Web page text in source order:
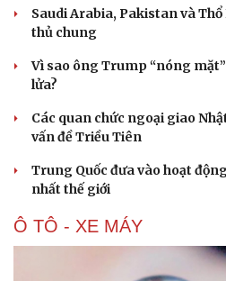
Saudi Arabia, Pakistan và
thủ chung
Vì sao ông Trump “nóng
lửa?
Các quan chức ngoại giao
vấn đề Triều Tiên
Trung Quốc đưa vào hoạt
nhất thế giới
Ô TÔ - XE MÁY